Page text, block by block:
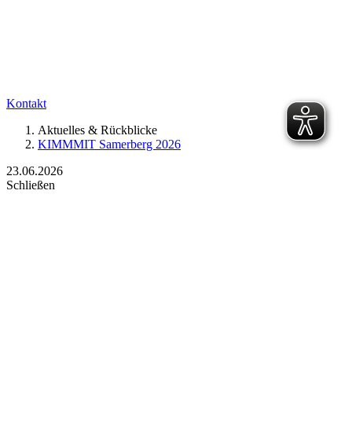
Kontakt
Aktuelles & Rückblicke
KIMMMIT Samerberg 2026
23.06.2026
Schließen